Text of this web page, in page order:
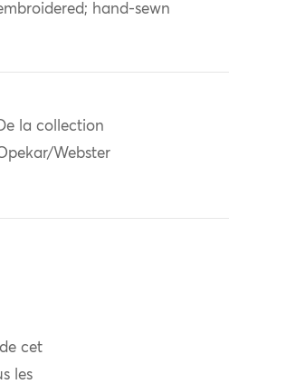
hand-sewn
la collection
Webster
cet
les